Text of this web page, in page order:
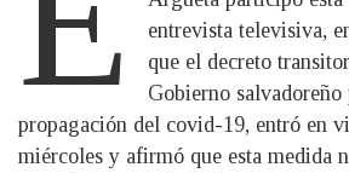
entrevista televisiva,
que el decreto
Gobierno
propagación del covid-19, entró en
miércoles y afirmó que esta medida